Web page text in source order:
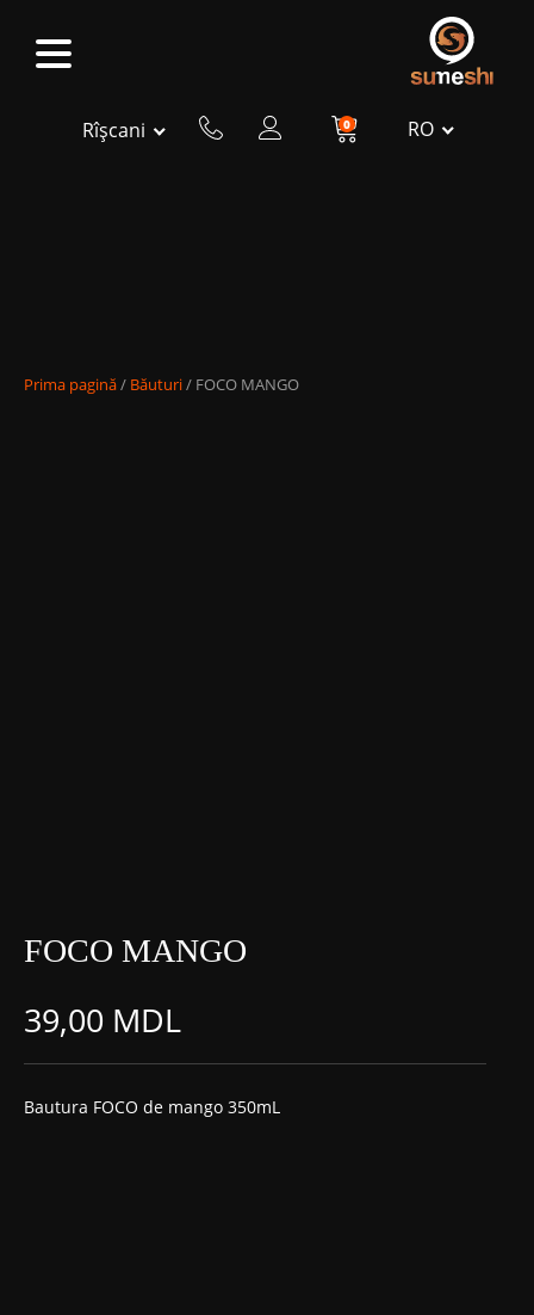
Rîșcani 0 RO
Prima pagină/ Băuturi/ FOCO MANGO
FOCO MANGO
39,00 MDL
Bautura FOCO de mango 350mL